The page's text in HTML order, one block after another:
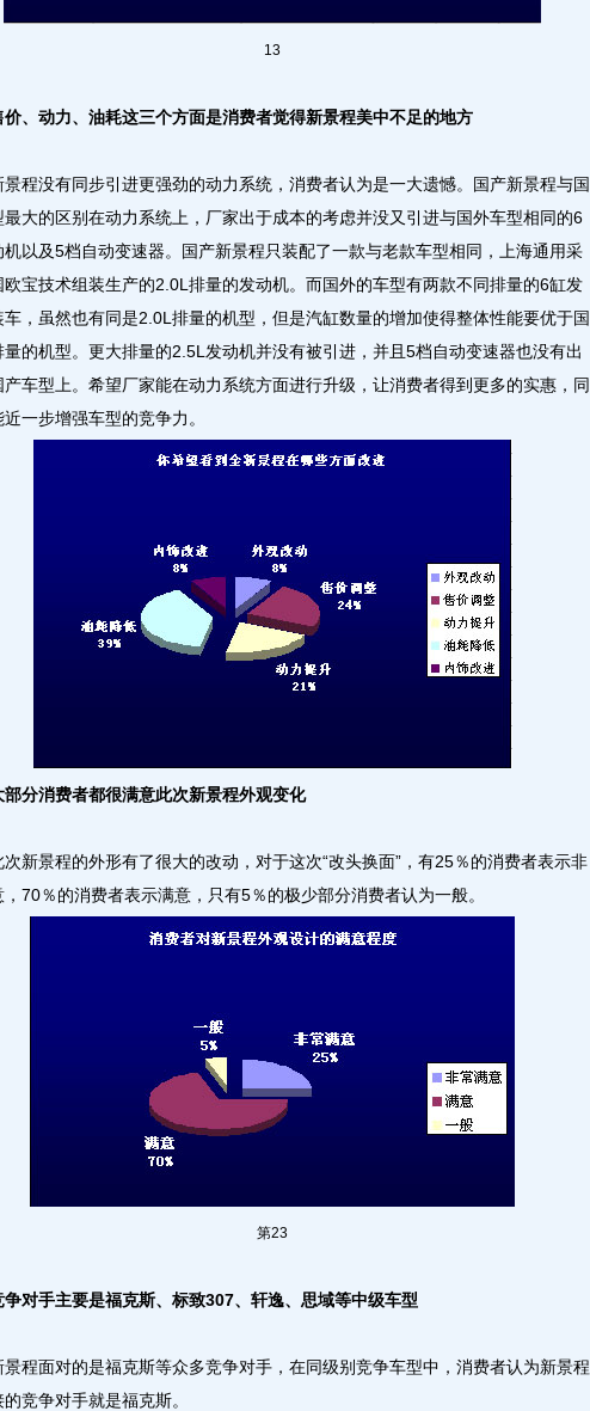
13
价、动力、油耗这三个方面是消费者觉得新景程美中不足的地方
没有同步引进更强劲的动力系统，消费者认为是一大遗憾。国产新景程与国
最大的区别在动力系统上，厂家出于成本的考虑并没又引进与国外车型相同的6
机以及5档自动变速器。国产新景程只装配了一款与老款车型相同，上海通用采
欧宝技术组装生产的2.0L排量的发动机。而国外的车型有两款不同排量的6缸发
车，虽然也有同是2.0L排量的机型，但是汽缸数量的增加使得整体性能要优于国
量的机型。更大排量的2.5L发动机并没有被引进，并且5档自动变速器也没有出
产车型上。希望厂家能在动力系统方面进行升级，让消费者得到更多的实惠，同
一步增强车型的竞争力。
部分消费者都很满意此次新景程外观变化
景程的外形有了很大的改动，对于这次“改头换面”，有25％的消费者表示非
，70％的消费者表示满意，只有5％的极少部分消费者认为一般。
第23
争对手主要是福克斯、标致307、轩逸、思域等中级车型
面对的是福克斯等众多竞争对手，在同级别竞争车型中，消费者认为新景程
竞争对手就是福克斯。